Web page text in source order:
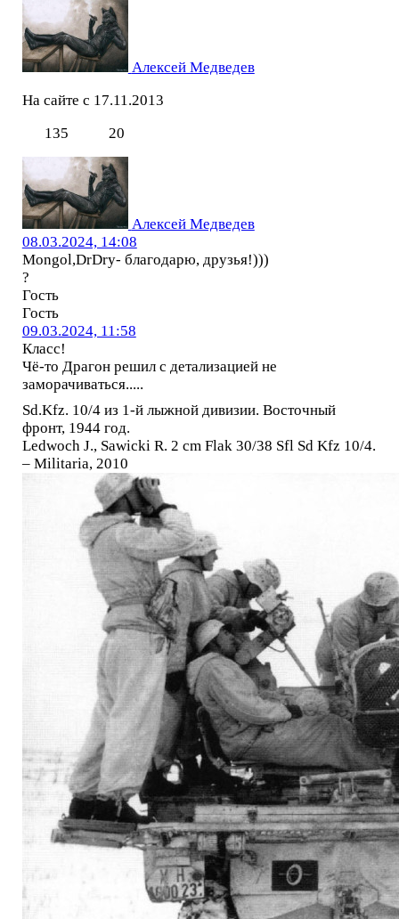
Алексей Медведев
На сайте с 17.11.2013
135
20
Алексей Медведев
08.03.2024, 14:08
Mongol,DrDry- благодарю, друзья!)))
?
Гость
Гость
09.03.2024, 11:58
Класс!
Чё-то Драгон решил с детализацией не
заморачиваться.....
Sd.Kfz. 10/4 из 1-й лыжной дивизии. Восточный
фронт, 1944 год.
Ledwoch J., Sawicki R. 2 cm Flak 30/38 Sfl Sd Kfz 10/4.
– Militaria, 2010